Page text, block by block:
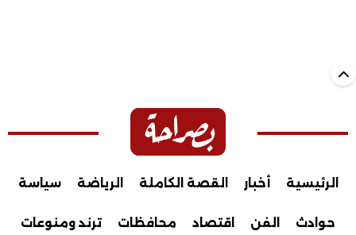
الرئيسية أخبار القصة الكاملة الرياضة سياسة
حوادث الفن اقتصاد محافظات ترند ومنوعات